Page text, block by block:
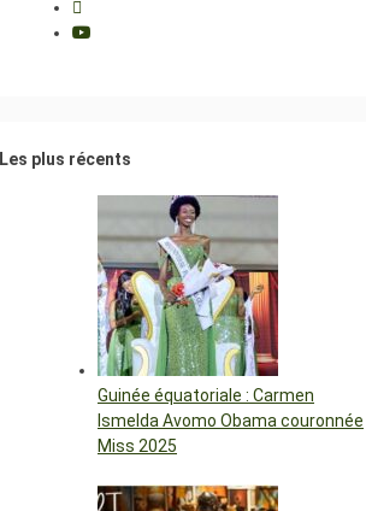
Les plus récents
Guinée équatoriale : Carmen
Ismelda Avomo Obama couronnée
Miss 2025